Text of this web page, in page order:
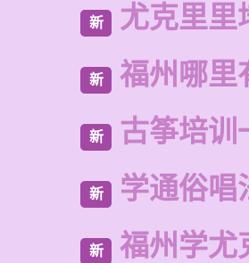
新 尤克里里
新 福州哪里
新 古筝培训
新 学通俗唱
新 福州学尤